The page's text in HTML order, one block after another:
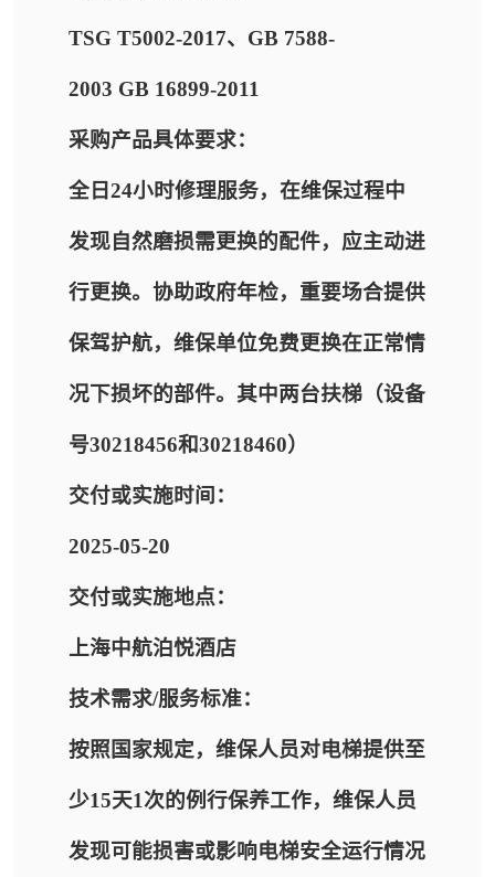
TSG T5002-2017、GB 7588-
2003 GB 16899-2011
采购产品具体要求：
全日24小时修理服务，在维保过程中
发现自然磨损需更换的配件，应主动进
行更换。协助政府年检，重要场合提供
保驾护航，维保单位免费更换在正常情
况下损坏的部件。其中两台扶梯（设备
号30218456和30218460）
交付或实施时间：
2025-05-20
交付或实施地点：
上海中航泊悦酒店
技术需求/服务标准：
按照国家规定，维保人员对电梯提供至
少15天1次的例行保养工作，维保人员
发现可能损害或影响电梯安全运行情况